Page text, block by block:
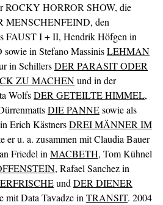
ROCKY HORROR SHOW, die
MENSCHENFEIND, den
FAUST I + II, Hendrik Höfgen in
in Stefano MassinisLEHMAN
in SchillersDER PARASIT ODER
ZU MACHENund in der
WolfsDER GETEILTE HIMMEL,
DIE PANNEsowie als
Erich KästnersDREI MÄNNER IM
er u. a. zusammen mit Claudia Bauer
Friedel in MACBETH, Tom Kühnel
, Rafael Sanchez in
und DER DIENER
mit Data Tavadze in TRANSIT. 2004